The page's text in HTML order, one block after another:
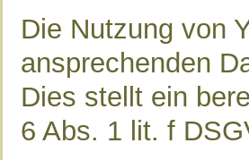
Die Nutzung von
ansprechenden
Dies stellt ein
6 Abs. 1 lit. f